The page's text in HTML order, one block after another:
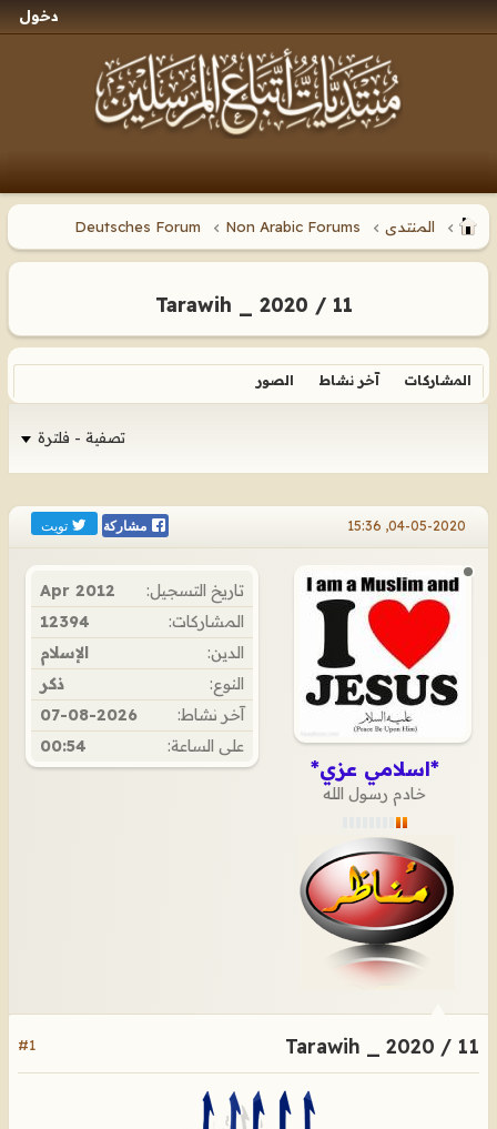
دخول
المنتدى Non Arabic Forums
Deutsches Forum
Tarawih _ 2020 / 11
المشاركات آخر نشاط الصور
تصفية - فلترة
04-05-2020, 15:36 مشاركة تويت
*اسلامي عزي*
خادم رسول الله
تاريخ التسجيل:
Apr 2012
المشاركات:
12394
الدين:
الإسلام
النوع:
ذكر
آخر نشاط:
07-08-2026
على الساعة:
00:54
#1 Tarawih _ 2020 / 11